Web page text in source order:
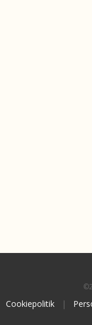
Cookiepolitik |